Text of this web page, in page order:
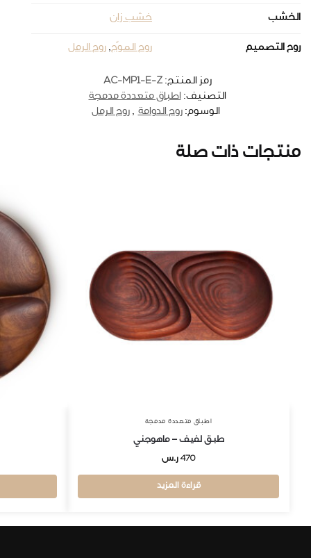
الخشب خشب زان
روح التصميم روح الموّج, روح الرمل
رمز المنتج:AC-MP1-E-Z
التصنيف:اطباق متعددة مدمجة
الوسوم:روح الدوامة ,روح الرمل
منتجات ذات صلة
اطباق متعددة مدمجة
طبق لفيف – ماهوجني
470 ر.س
قراءة المزيد